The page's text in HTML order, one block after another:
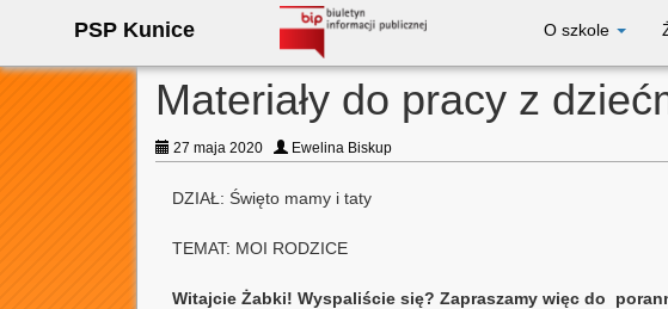
PSP Kunice O szkole
Materiały do pracy z
27 maja 2020 Ewelina Biskup
DZIAŁ: Święto mamy i taty
TEMAT: MOI RODZICE
Witajcie Żabki! Wyspaliście się? Zapraszamy więc do